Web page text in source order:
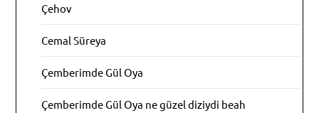
Çehov
Cemal Süreya
Çemberimde Gül Oya
Çemberimde Gül Oya ne güzel diziydi beah